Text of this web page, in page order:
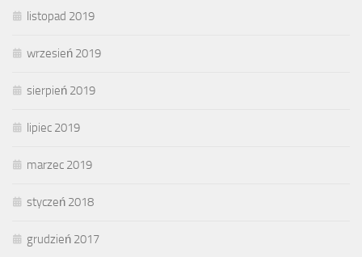
listopad 2019
wrzesień 2019
sierpień 2019
lipiec 2019
marzec 2019
styczeń 2018
grudzień 2017